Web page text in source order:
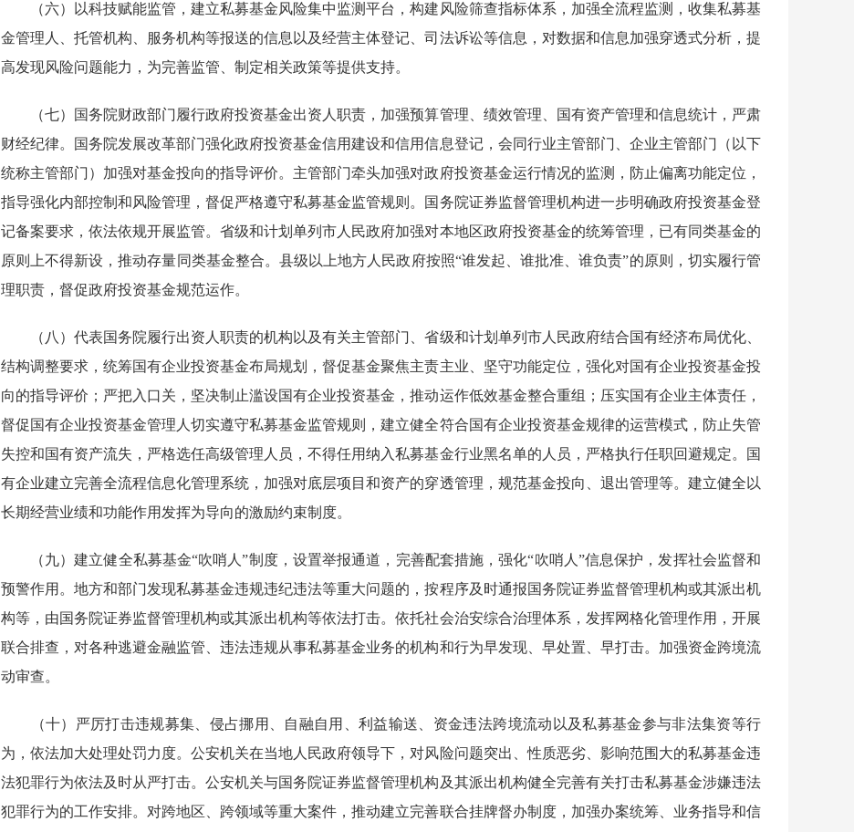
（六）以科技赋能监管，建立私募基金风险集中监测平台，构建风险筛查指标体系，加强全流程监测，收集私募基
金管理人、托管机构、服务机构等报送的信息以及经营主体登记、司法诉讼等信息，对数据和信息加强穿透式分析，提
高发现风险问题能力，为完善监管、制定相关政策等提供支持。
（七）国务院财政部门履行政府投资基金出资人职责，加强预算管理、绩效管理、国有资产管理和信息统计，严肃
财经纪律。国务院发展改革部门强化政府投资基金信用建设和信用信息登记，会同行业主管部门、企业主管部门（以下
统称主管部门）加强对基金投向的指导评价。主管部门牵头加强对政府投资基金运行情况的监测，防止偏离功能定位，
指导强化内部控制和风险管理，督促严格遵守私募基金监管规则。国务院证券监督管理机构进一步明确政府投资基金登
记备案要求，依法依规开展监管。省级和计划单列市人民政府加强对本地区政府投资基金的统筹管理，已有同类基金的
原则上不得新设，推动存量同类基金整合。县级以上地方人民政府按照“谁发起、谁批准、谁负责”的原则，切实履行管
理职责，督促政府投资基金规范运作。
（八）代表国务院履行出资人职责的机构以及有关主管部门、省级和计划单列市人民政府结合国有经济布局优化、
结构调整要求，统筹国有企业投资基金布局规划，督促基金聚焦主责主业、坚守功能定位，强化对国有企业投资基金投
向的指导评价；严把入口关，坚决制止滥设国有企业投资基金，推动运作低效基金整合重组；压实国有企业主体责任，
督促国有企业投资基金管理人切实遵守私募基金监管规则，建立健全符合国有企业投资基金规律的运营模式，防止失管
失控和国有资产流失，严格选任高级管理人员，不得任用纳入私募基金行业黑名单的人员，严格执行任职回避规定。国
有企业建立完善全流程信息化管理系统，加强对底层项目和资产的穿透管理，规范基金投向、退出管理等。建立健全以
长期经营业绩和功能作用发挥为导向的激励约束制度。
（九）建立健全私募基金“吹哨人”制度，设置举报通道，完善配套措施，强化“吹哨人”信息保护，发挥社会监督和
预警作用。地方和部门发现私募基金违规违纪违法等重大问题的，按程序及时通报国务院证券监督管理机构或其派出机
构等，由国务院证券监督管理机构或其派出机构等依法打击。依托社会治安综合治理体系，发挥网格化管理作用，开展
联合排查，对各种逃避金融监管、违法违规从事私募基金业务的机构和行为早发现、早处置、早打击。加强资金跨境流
动审查。
（十）严厉打击违规募集、侵占挪用、自融自用、利益输送、资金违法跨境流动以及私募基金参与非法集资等行
为，依法加大处理处罚力度。公安机关在当地人民政府领导下，对风险问题突出、性质恶劣、影响范围大的私募基金违
法犯罪行为依法及时从严打击。公安机关与国务院证券监督管理机构及其派出机构健全完善有关打击私募基金涉嫌违法
犯罪行为的工作安排。对跨地区、跨领域等重大案件，推动建立完善联合挂牌督办制度，加强办案统筹、业务指导和信